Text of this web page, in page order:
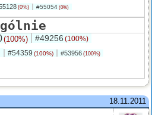
(0%) #55054 (0%)
(100%) #49256 (100%)
#54359 (100%) #53956 (100%)
18.11.2011